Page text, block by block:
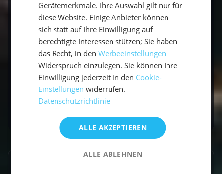
einem erfahrenen Skipper kannst auch Du die
Kunst des Segelns auf zwei Rümpfen meistern.
Egal, ob Du nur die Grundlagen erlernen oder
Deine Kenntnisse weiter ausbauen möchtest,
der Kurs bietet die perfekte Plattform dafür.
Also, zögere nicht und starte Dein nächstes
Segelabenteuermit einem Katamaran-
Segelkurs!
Gerätemerkmale. Ihre Auswahl gilt nur für
diese Website. Einige Anbieter können
sich statt auf Ihre Einwilligung auf
berechtigte Interessen stützen; Sie haben
das Recht, in denWerbeeinstellungen
Widerspruch einzulegen. Sie können Ihre
Einwilligung jederzeit in den Cookie-
Einstellungen widerrufen.
Datenschutzrichtlinie
ALLE AKZEPTIEREN
ALLE ABLEHNEN